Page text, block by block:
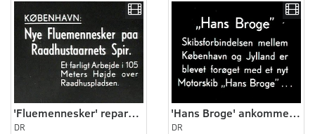
'Fluemennesker' reparerer Rådhustårnet
DR
'Hans Broge' ankommer til København
DR